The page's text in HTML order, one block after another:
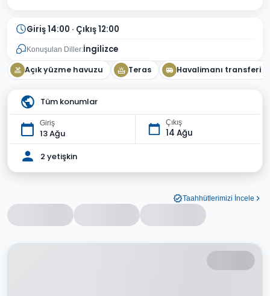
Giriş 14:00 · Çıkış 12:00
Konuşulan Diller:İngilizce
Açık yüzme havuzu Teras Havalimanı transferi
Tüm konumlar
Giriş
13 Ağu
Çıkış
14 Ağu
2 yetişkin
Taahhütlerimizi İncele